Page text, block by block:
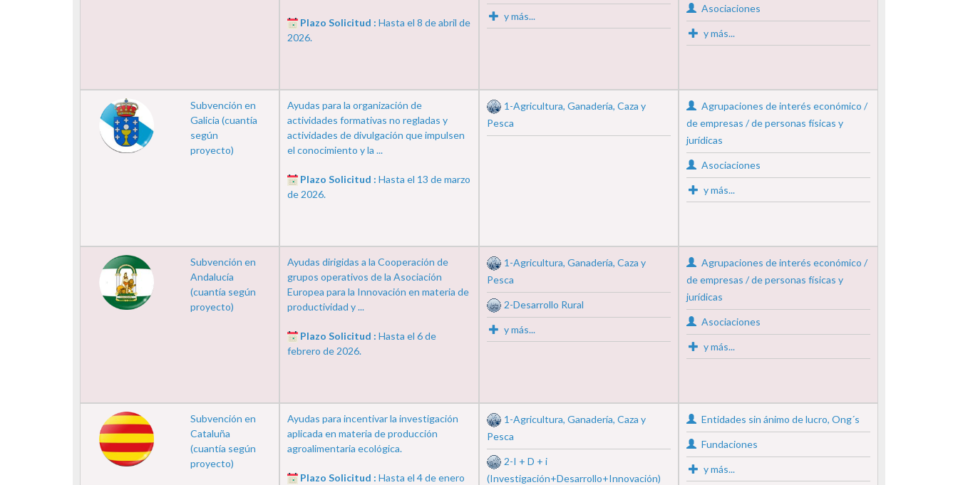
Plazo Solicitud : Hasta el 8 de abril de
2026.
y más...
Asociaciones
y más...
Subvención en
Galicia (cuantía
según
proyecto)
Ayudas para la organización de
actividades formativas no regladas y
actividades de divulgación que impulsen
el conocimiento y la ...
Plazo Solicitud : Hasta el 13 de marzo
de 2026.
1-Agricultura, Ganadería, Caza y
Pesca
Agrupaciones de interés económico /
de empresas / de personas físicas y
jurídicas
Asociaciones
y más...
Subvención en
Andalucía
(cuantía según
proyecto)
Ayudas dirigidas a la Cooperación de
grupos operativos de la Asociación
Europea para la Innovación en materia de
productividad y ...
Plazo Solicitud : Hasta el 6 de
febrero de 2026.
1-Agricultura, Ganadería, Caza y
Pesca
2-Desarrollo Rural
y más...
Agrupaciones de interés económico /
de empresas / de personas físicas y
jurídicas
Asociaciones
y más...
Subvención en
Cataluña
(cuantía según
proyecto)
Ayudas para incentivar la investigación
aplicada en materia de producción
agroalimentaria ecológica.
Plazo Solicitud : Hasta el 4 de enero
1-Agricultura, Ganadería, Caza y
Pesca
2-I + D + i
(Investigación+Desarrollo+Innovación)
Entidades sin ánimo de lucro, Ong´s
Fundaciones
y más...